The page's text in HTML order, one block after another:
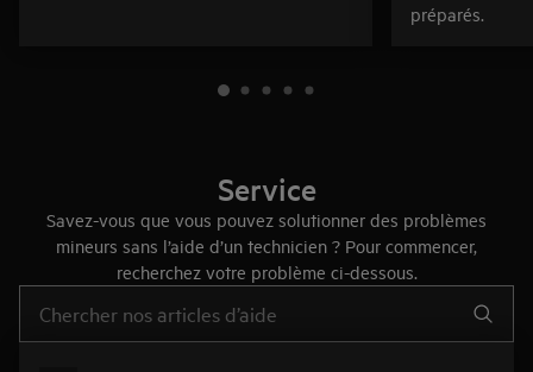
préparés.
Service
Savez-vous que vous pouvez solutionner des problèmes
mineurs sans l’aide d’un technicien ? Pour commencer,
recherchez votre problème ci-dessous.